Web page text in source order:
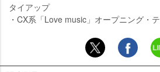
タイアップ
・CX系「Love music」オープニング・